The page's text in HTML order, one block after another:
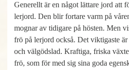
Generellt är en något lättare jord att
lerjord. Den blir fortare varm på
mognar av tidigare på hösten. Men
frö på lerjord också. Det viktigaste
och välgödslad. Kraftiga, friska
frö, som för med sig sina goda